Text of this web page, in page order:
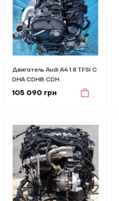
Двигатель Audi A4 1.8 TFSI C
DHA CDHB CDH
105 090 грн